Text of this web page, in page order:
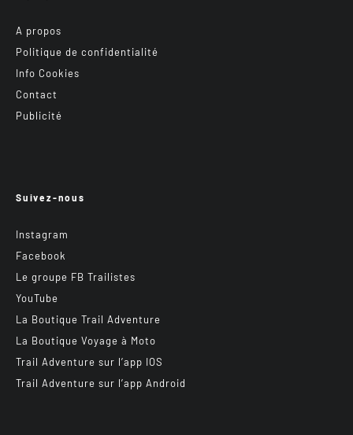
A propos
Politique de confidentialité
Info Cookies
Contact
Publicité
Suivez-nous
Instagram
Facebook
Le groupe FB Trailistes
YouTube
La Boutique Trail Adventure
La Boutique Voyage à Moto
Trail Adventure sur l’app IOS
Trail Adventure sur l’app Android